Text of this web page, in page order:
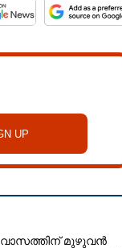
മുഴുവൻ
Share this link
Copy Link